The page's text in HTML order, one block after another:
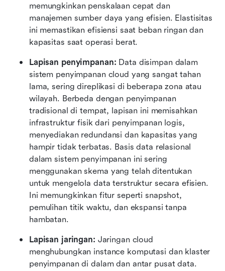
memungkinkan penskalaan cepat dan
manajemen sumber daya yang efisien. Elastisitas
ini memastikan efisiensi saat beban ringan dan
kapasitas saat operasi berat.
Lapisan penyimpanan: Data disimpan dalam
sistem penyimpanan cloud yang sangat tahan
lama, sering direplikasi di beberapa zona atau
wilayah. Berbeda dengan penyimpanan
tradisional di tempat, lapisan ini memisahkan
infrastruktur fisik dari penyimpanan logis,
menyediakan redundansi dan kapasitas yang
hampir tidak terbatas. Basis data relasional
dalam sistem penyimpanan ini sering
menggunakan skema yang telah ditentukan
untuk mengelola data terstruktur secara efisien.
Ini memungkinkan fitur seperti snapshot,
pemulihan titik waktu, dan ekspansi tanpa
hambatan.
Lapisan jaringan: Jaringan cloud
menghubungkan instance komputasi dan klaster
penyimpanan di dalam dan antar pusat data.